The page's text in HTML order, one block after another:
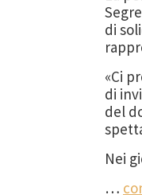
di
«Ci
di
del
Nei
…